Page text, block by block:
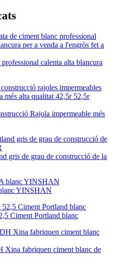
calenta alta blancura
Rajola impermeable més
gris de grau de construcció de la
YINSHAN
Ciment Portland blanc
Xina fabriquen ciment blanc de